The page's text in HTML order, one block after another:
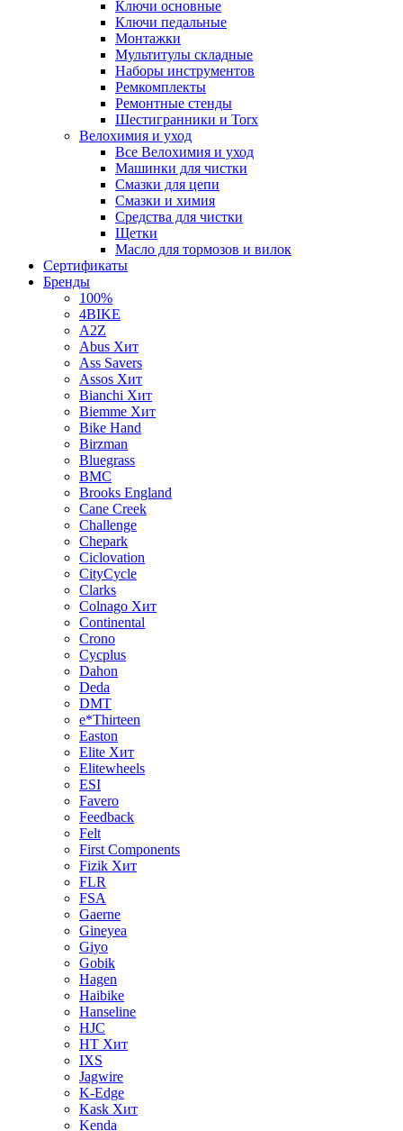
Ключи основные
Ключи педальные
Монтажки
Мультитулы складные
Наборы инструментов
Ремкомплекты
Ремонтные стенды
Шестигранники и Torx
Велохимия и уход
Все Велохимия и уход
Машинки для чистки
Смазки для цепи
Смазки и химия
Средства для чистки
Щетки
Масло для тормозов и вилок
Сертификаты
Бренды
100%
4BIKE
A2Z
Abus Хит
Ass Savers
Assos Хит
Bianchi Хит
Biemme Хит
Bike Hand
Birzman
Bluegrass
BMC
Brooks England
Cane Creek
Challenge
Chepark
Ciclovation
CityCycle
Clarks
Colnago Хит
Continental
Crono
Cycplus
Dahon
Deda
DMT
e*Thirteen
Easton
Elite Хит
Elitewheels
ESI
Favero
Feedback
Felt
First Components
Fizik Хит
FLR
FSA
Gaerne
Gineyea
Giyo
Gobik
Hagen
Haibike
Hanseline
HJC
HT Хит
IXS
Jagwire
K-Edge
Kask Хит
Kenda